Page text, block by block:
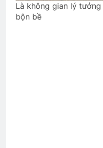
Là không gian lý
bộn bề